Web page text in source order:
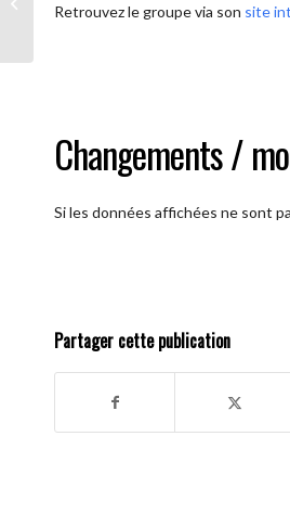
Retrouvez le groupe via son site
Changements /
Si les données affichées ne sont
Partager cette publication
libre)